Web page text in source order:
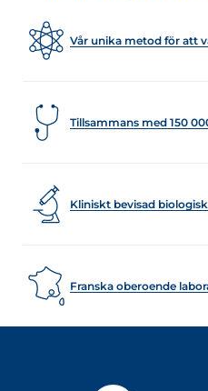
Vår unika metod för att
Tillsammans med 150
Kliniskt bevisad
Franska oberoende